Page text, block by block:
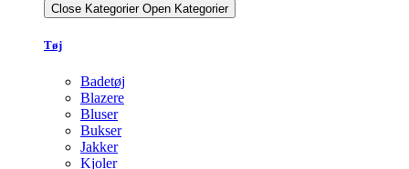
Close Kategorier Open Kategorier
Tøj
Badetøj
Blazere
Bluser
Bukser
Jakker
Kjoler